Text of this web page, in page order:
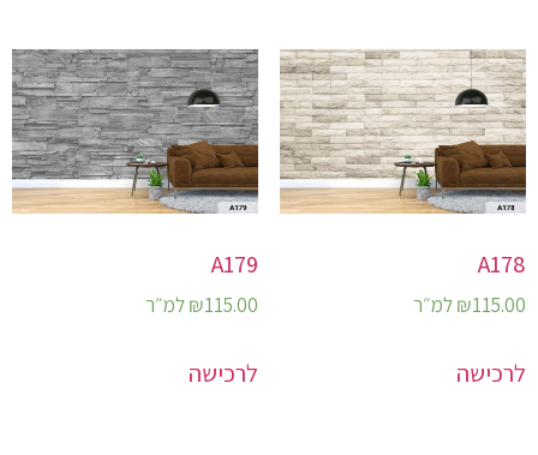
A178
₪115.00 למ״ר
לרכישה
A179
₪115.00 למ״ר
לרכישה